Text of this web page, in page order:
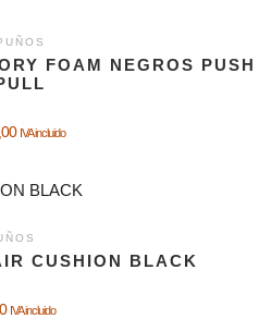
FOAM NEGROS PUSH
IVA incluido
CUSHION BLACK
IVA incluido